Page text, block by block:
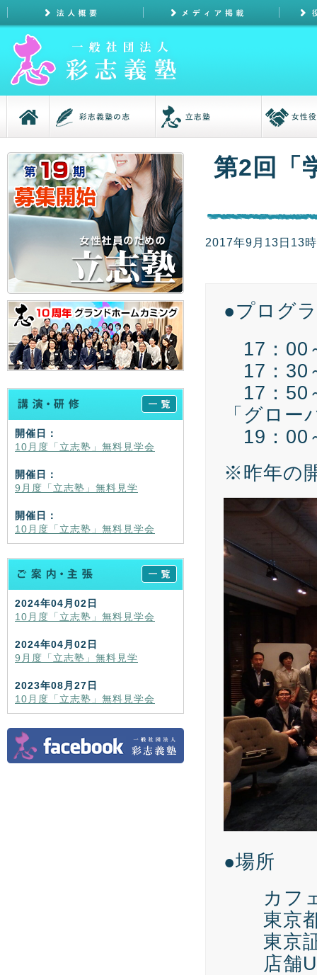
第2回「
2017年9月13日13
●プログ
17：00
17：30
17：50
「グロ
19：00
※昨年の
●場所
カフェ
東京都
東京証
店舗
開催日：
10月度「立志塾」無料見学会
開催日：
9月度「立志塾」無料見学
開催日：
10月度「立志塾」無料見学会
2024年04月02日
10月度「立志塾」無料見学会
2024年04月02日
9月度「立志塾」無料見学
2023年08月27日
10月度「立志塾」無料見学会